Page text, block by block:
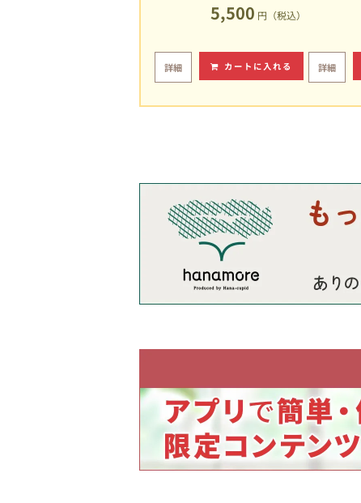
5,500 円（税込）
詳細 カートに入れる 詳細